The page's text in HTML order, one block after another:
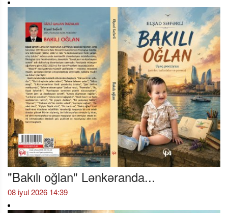
"Bakılı oğlan" Lənkəranda...
08 iyul 2026 14:39